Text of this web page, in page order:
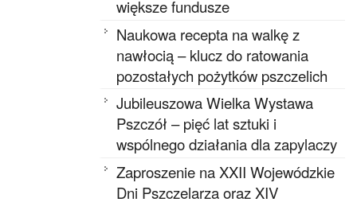
większe fundusze
Naukowa recepta na walkę z
nawłocią – klucz do ratowania
pozostałych pożytków pszczelich
Jubileuszowa Wielka Wystawa
Pszczół – pięć lat sztuki i
wspólnego działania dla zapylaczy
Zaproszenie na XXII Wojewódzkie
Dni Pszczelarza oraz XIV